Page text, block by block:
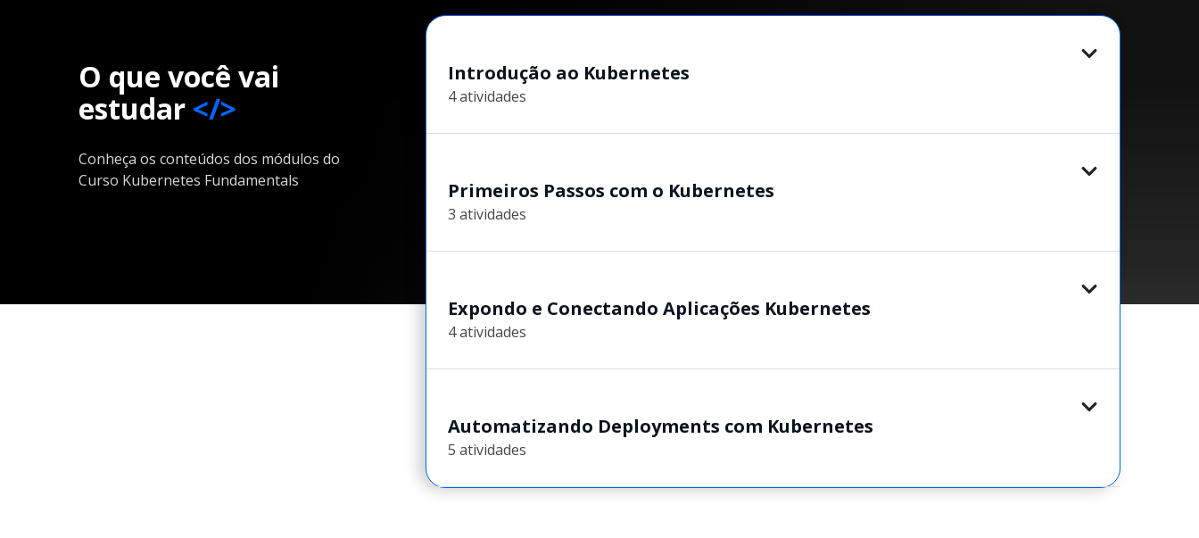
O que você vai
estudar </>
Conheça os conteúdos dos módulos do
Curso Kubernetes Fundamentals
Introdução ao Kubernetes
4 atividades
Primeiros Passos com o Kubernetes
3 atividades
Expondo e Conectando Aplicações Kubernetes
4 atividades
Automatizando Deployments com Kubernetes
5 atividades